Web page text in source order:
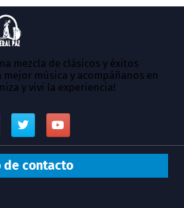
mezcla de clásicos y éxitos
música y acompáñanos en
y vivi la experiencia!
de contacto